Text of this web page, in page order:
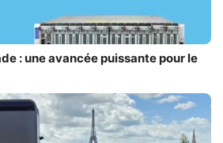
: une avancée puissante pour le